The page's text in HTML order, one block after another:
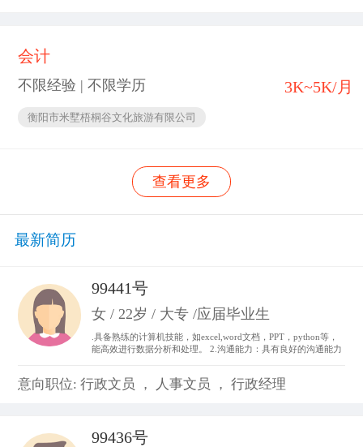
会计
不限经验 | 不限学历
衡阳市米墅梧桐谷文化旅游有限公司
3K~5K/月
查看更多
最新简历
99441号
女 / 22岁 / 大专 /应届毕业生
.具备熟练的计算机技能，如excel,word文档，PPT，python等，
能高效进行数据分析和处理。 2.沟通能力：具有良好的沟通能力
度参与”为行动准则。。
意向职位: 行政文员 ， 人事文员 ， 行政经理
99436号